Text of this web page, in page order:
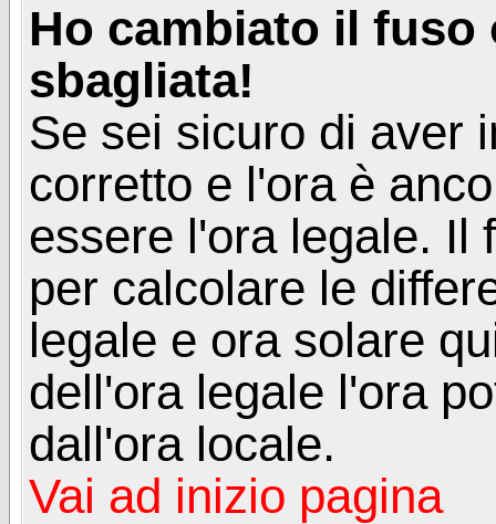
Ho cambiato il fuso
sbagliata!
Se sei sicuro di aver
corretto e l'ora è
essere l'ora legale. Il
per calcolare le
legale e ora solare
dell'ora legale l'ora
dall'ora locale.
Vai ad inizio pagina